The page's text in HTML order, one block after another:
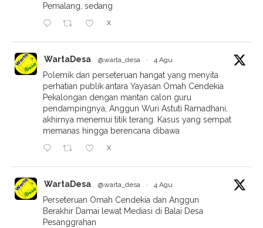
Pemalang, sedang
X
WartaDesa @warta_desa · 4 Agu
Polemik dan perseteruan hangat yang menyita
perhatian publik antara Yayasan Omah Cendekia
Pekalongan dengan mantan calon guru
pendampingnya, Anggun Wuri Astuti Ramadhani,
akhirnya menemui titik terang. Kasus yang sempat
memanas hingga berencana dibawa
X
WartaDesa @warta_desa · 4 Agu
Perseteruan Omah Cendekia dan Anggun
Berakhir Damai lewat Mediasi di Balai Desa
Pesanggrahan